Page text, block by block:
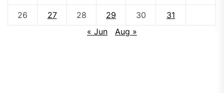
26 27 28 29 30
31
« Jun
Aug »